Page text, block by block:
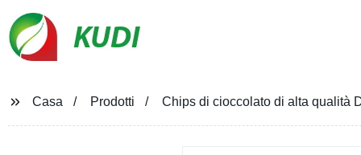
KUDI
Casa Prodotti Chips di cioccolato di alta qualità